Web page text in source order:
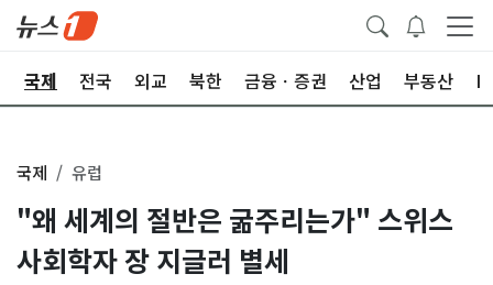
국제 전국 외교 북한 금융ㆍ증권 산업 부동산
국제 유럽
"왜 세계의 절반은 굶주리는가" 스위스
사회학자 장 지글러 별세